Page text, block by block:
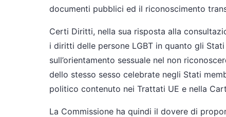
documenti pubblici ed il riconoscimento
Certi Diritti, nella sua risposta alla
i diritti delle persone LGBT in quanto gli
sull’orientamento sessuale nel non
dello stesso sesso celebrate negli Stati
politico contenuto nei Trattati UE e nella
La Commissione ha quindi il dovere di